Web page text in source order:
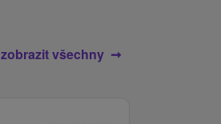
zobrazit všechny